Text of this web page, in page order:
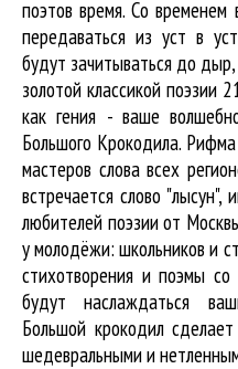
поэтов время. Со временем
передаваться из уст в
будут зачитываться до
золотой классикой поэзии
как гения - ваше
Большого Крокодила. Рифма
мастеров слова всех
встречается слово "лысун",
любителей поэзии от
у молодёжи: школьников и
стихотворения и поэмы
будут наслаждаться
Большой крокодил
шедевральными и